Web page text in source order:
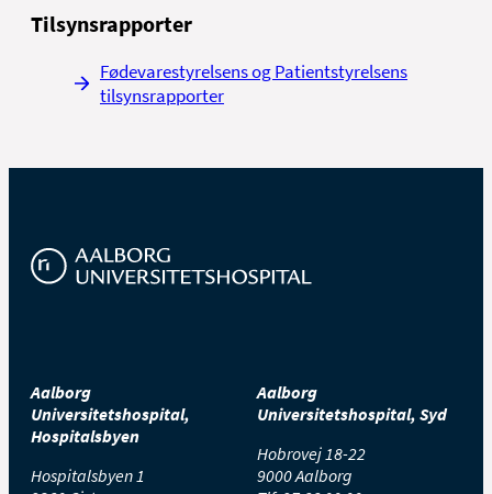
Tilsynsrapporter
Fødevarestyrelsens og Patientstyrelsens
tilsynsrapporter
Aalborg
Universitetshospital,
Hospitalsbyen
Hospitalsbyen 1
Aalborg
Universitetshospital, Syd
Hobrovej 18-22
9000 Aalborg